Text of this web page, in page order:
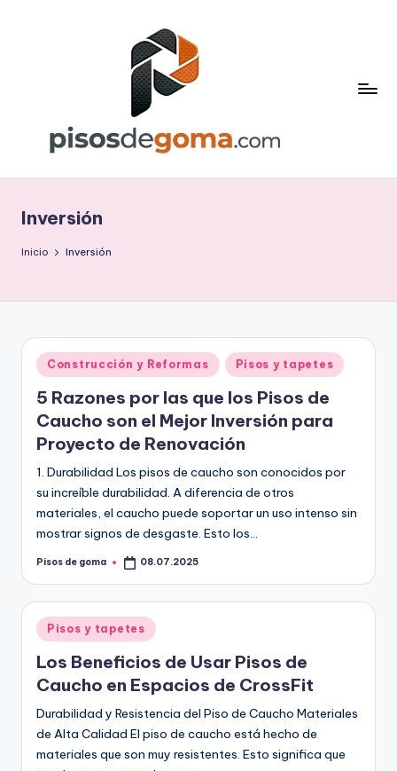
o
s
G
o
m
a
Inversión
Inicio Inversión
Publicado
en
Construcción y Reformas Pisos y tapetes
5 Razones por las que los Pisos de
Caucho son el Mejor Inversión para
Proyecto de Renovación
1. Durabilidad Los pisos de caucho son conocidos por
su increíble durabilidad. A diferencia de otros
materiales, el caucho puede soportar un uso intenso sin
mostrar signos de desgaste. Esto los…
Publicado
Pisos de goma 08.07.2025
Publicado
en
Pisos y tapetes
Los Beneficios de Usar Pisos de
Caucho en Espacios de CrossFit
Durabilidad y Resistencia del Piso de Caucho Materiales
de Alta Calidad El piso de caucho está hecho de
materiales que son muy resistentes. Esto significa que